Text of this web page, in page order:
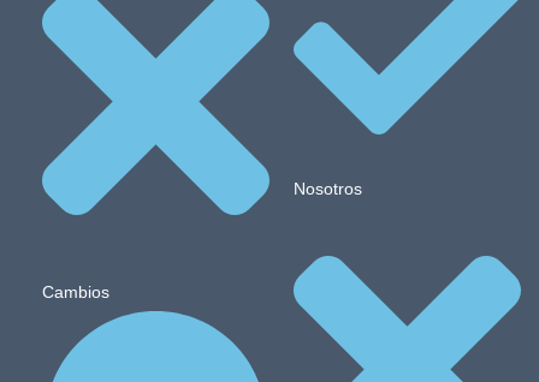
Cambios
Nosotros